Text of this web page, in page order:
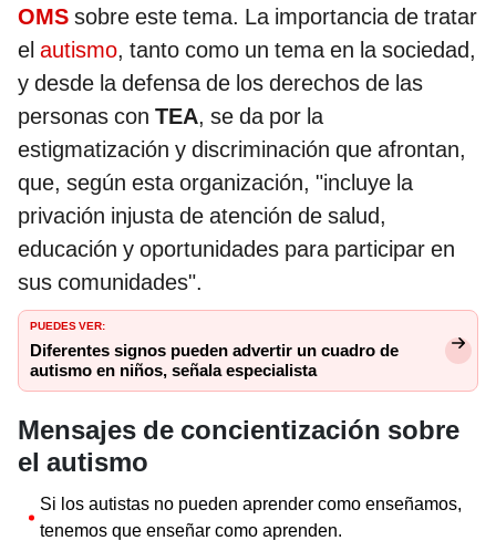
OMS sobre este tema. La importancia de tratar
el autismo, tanto como un tema en la sociedad,
y desde la defensa de los derechos de las
personas con TEA, se da por la
estigmatización y discriminación que afrontan,
que, según esta organización, "incluye la
privación injusta de atención de salud,
educación y oportunidades para participar en
sus comunidades".
PUEDES VER:
Diferentes signos pueden advertir un cuadro de
autismo en niños, señala especialista
Mensajes de concientización sobre
el autismo
Si los autistas no pueden aprender como enseñamos,
tenemos que enseñar como aprenden.